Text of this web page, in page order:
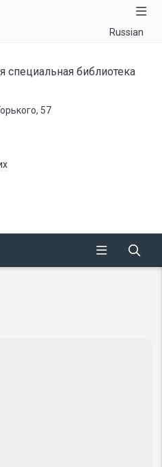
Russian
специальная библиотека
57